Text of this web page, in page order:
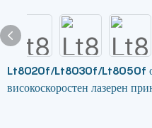
Lt8020f/Lt8030f/Lt8050f
високоскоростен лазерен